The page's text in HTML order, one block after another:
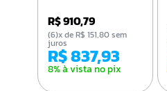
PLUS GOLD GC-
PS006-1 PRETO
R$ 910,79
R$ 837,93
8% à vista no pix
(6)x de R$ 151,80 sem
juros